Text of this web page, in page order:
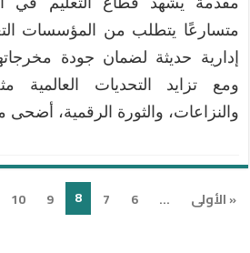
متسارعًا يتطلب من المؤسسات
إدارية حديثة لضمان جودة
ومع تزايد التحديات العالمية
والنزاعات، والثورة الرقمية،
« الأولى ...
6
7
8
9
10